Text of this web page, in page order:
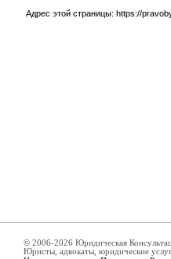
Адрес этой страницы: https://
© 2006-2026 Юридическая
Юристы, адвокаты, юридические